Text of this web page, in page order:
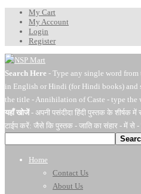
My Cart
My Account
Login
Register
Search Here - Type any single word
in English or Hindi (for Hindi books) and
the title - Annihilation of Caste - type the
यहाँ खोजें- अपनी पसंदीदा हिंदी पुस्तक के शीर्षक
टाईप करें: जैसे कि पुस्तक - जाति का संहार - में से -
Home
Contact Us
About Us